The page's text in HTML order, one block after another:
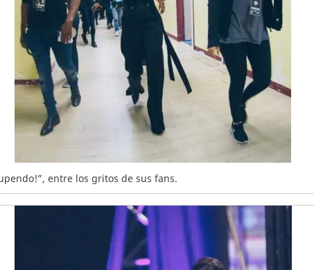
entre los gritos de sus fans.